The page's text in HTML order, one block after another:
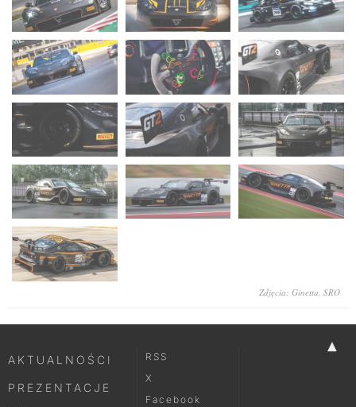
Zdjęcia: Ginetta, SRO
▲
AKTUALNOŚCI
PREZENTACJE
RSS
X
Facebook